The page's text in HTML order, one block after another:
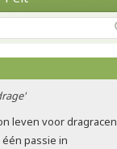
leven voor dragracen
passie in